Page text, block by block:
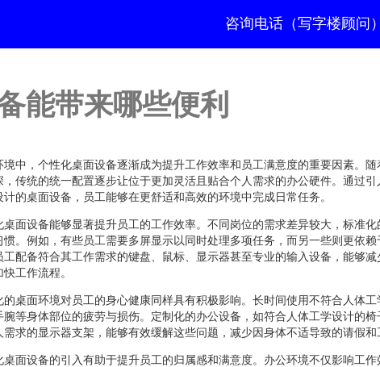
咨询电话（写字楼顾问
能带来哪些便利
境中，个性化桌面设备逐渐成为提升工作效率和员工满意度的重要因素。
，传统的统一配置逐步让位于更加灵活且贴合个人需求的办公硬件。通过
的桌面设备，员工能够在更舒适和高效的环境中完成日常任务。
桌面设备能够显著提升员工的工作效率。不同岗位的需求差异较大，标准化
惯。例如，有些员工需要多屏显示以同时处理多项任务，而另一些则更依
工配备符合其工作需求的键盘、鼠标、显示器甚至专业的输入设备，能够
工作流程。
的桌面环境对员工的身心健康同样具有积极影响。长时间使用不符合人体
腕等身体部位的疲劳与损伤。定制化的办公设备，如符合人体工学设计的
求的显示器支架，能够有效缓解这些问题，减少因身体不适导致的请假和
桌面设备的引入有助于提升员工的归属感和满意度。办公环境不仅影响工作